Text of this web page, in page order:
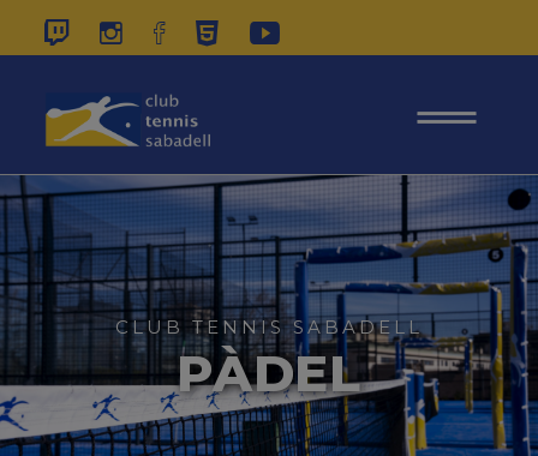
CLUB TENNIS SABADELL
PÀDEL